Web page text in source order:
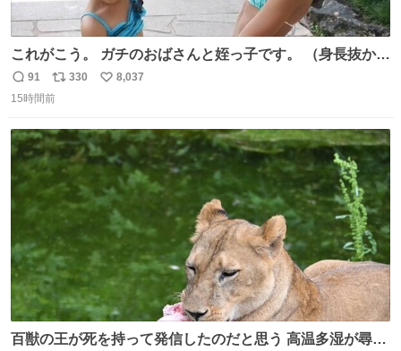
これがこう。 ガチのおばさんと姪っ子です。 （身長抜かさ
返
信
91
リ
ポ
ト
数
330
い
数
8,037
15時間前
百獣の王が死を持って発信したのだと思う 高温多湿が尋常